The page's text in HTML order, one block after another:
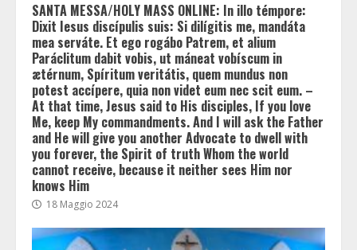
SANTA MESSA/HOLY MASS ONLINE: In illo témpore:
Dixit Iesus discípulis suis: Si dilígitis me, mandáta
mea serváte. Et ego rogábo Patrem, et alium
Paráclitum dabit vobis, ut máneat vobíscum in
ætérnum, Spíritum veritátis, quem mundus non
potest accípere, quia non videt eum nec scit eum. –
At that time, Jesus said to His disciples, If you love
Me, keep My commandments. And I will ask the Father
and He will give you another Advocate to dwell with
you forever, the Spirit of truth Whom the world
cannot receive, because it neither sees Him nor
knows Him
18 Maggio 2024